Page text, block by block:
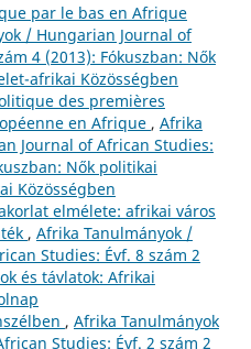
par le bas en Afrique
/ Hungarian Journal of
4 (2013): Fókuszban: Nők
afrikai Közösségben
des premières
en Afrique , Afrika
Journal of African Studies:
Nők politikai
Közösségben
elmélete: afrikai város
, Afrika Tanulmányok /
Studies: Évf. 8 szám 2
és távlatok: Afrikai
, Afrika Tanulmányok
Studies: Évf. 2 szám 2